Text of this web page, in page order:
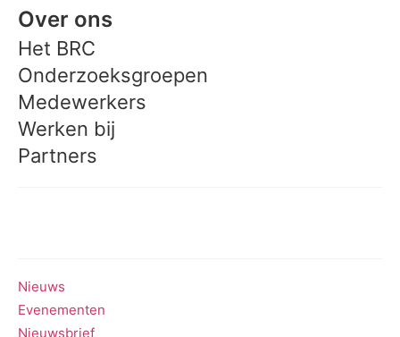
Over ons
Het BRC
Onderzoeksgroepen
Medewerkers
Werken bij
Partners
Nieuws
Evenementen
Nieuwsbrief